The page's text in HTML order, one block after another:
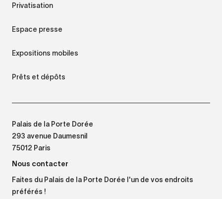
Privatisation
Espace presse
Expositions mobiles
Prêts et dépôts
Palais de la Porte Dorée
293 avenue Daumesnil
75012 Paris
Nous contacter
Faites du Palais de la Porte Dorée l'un de vos endroits
préférés !